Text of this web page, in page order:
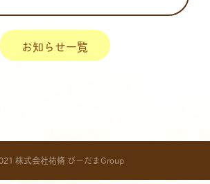
お知らせ一覧
株式会社祐脩 びーだまGroup